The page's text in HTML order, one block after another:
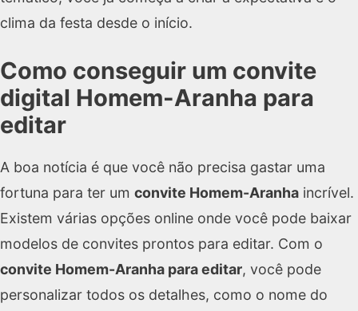
clima da festa desde o início.
Como conseguir um convite
digital Homem-Aranha para
editar
A boa notícia é que você não precisa gastar uma
fortuna para ter um convite Homem-Aranha incrível.
Existem várias opções online onde você pode baixar
modelos de convites prontos para editar. Com o
convite Homem-Aranha para editar, você pode
personalizar todos os detalhes, como o nome do